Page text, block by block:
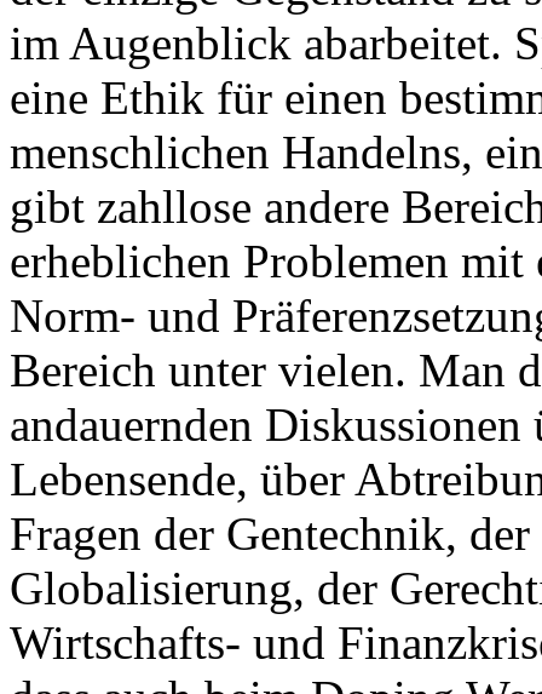
im Augenblick abarbeitet.
eine Ethik für einen
menschlichen Handelns,
gibt zahllose andere
erheblichen Problemen mit
Norm- und
Bereich unter vielen. Man
andauernden
Lebensende, über
Fragen der Gentechnik,
Globalisierung, der
Wirtschafts- und